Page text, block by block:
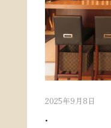
2025年9月8日
.